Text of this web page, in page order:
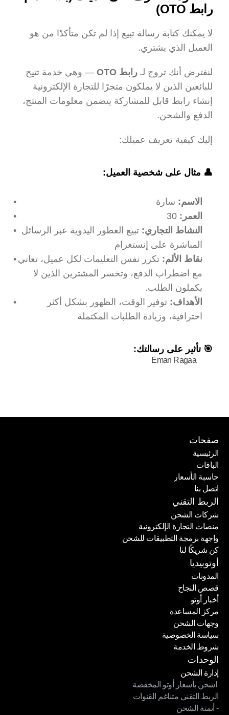
رابط OTO)
العميل الذي يشتري.
لنفترض أنك تروج لـ رابط OTO
الدفع والشحن.
إليك كيفية تعريف عميلك:
👤 مثال على شخصية العميل:
الاسم: سارة
العمر:
النشاط التجاري:
المباشرة على إنستغرام
نقاط الألم:
تكرر نفس التعليمات لكل عميل، تعاني
يكملون الطلب.
الأهداف:
احترافية، وزيادة الطلبات المكتملة
🎯 تأثير على رسالتك:
Eman Ragaa
صفحات
الرئيسية
الرئيسية
الباقات
الباقات
حاسبة الأسعار
حاسبة الأسعار
اتصل بنا
اتصل بنا
الربط التقني
شركات الشحن
شركات الشحن
منصات التجارة الإلكترونية
منصات التجارة الإلكترونية
واجهة برمجة التطبيقات للشحن
واجهة برمجة التطبيقات للشحن
كن شريكًا لنا
كن شريكًا لنا
أوتوبيديا
المدونات
المدونات
قصص النجاح
قصص النجاح
أخبار أوتو
أخبار أوتو
مركز المساعدة
مركز المساعدة
وجهات الشحن
وجهات الشحن
سياسة الخصوصية
سياسة الخصوصية
شروط الخدمة
شروط الخدمة
الوحدات
إدارة الشحن
إدارة الشحن
اشحن بأسعار أوتو المخفضة
اشحن بأسعار أوتو المخفضة
الربط التقني متناغم القنوات
الربط التقني متناغم القنوات
- أتمتة الشحن